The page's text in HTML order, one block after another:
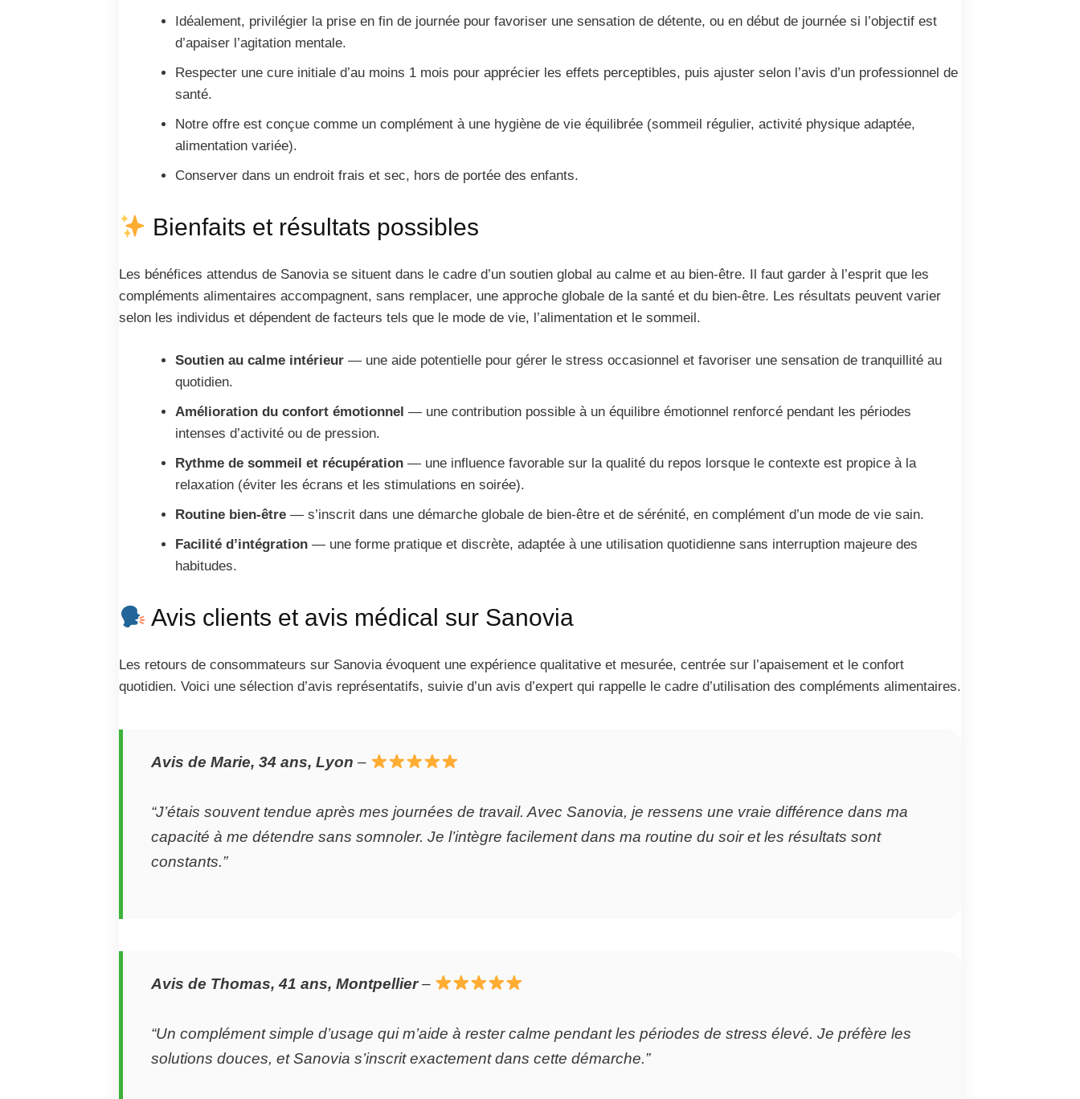
Idéalement, privilégier la prise en fin de journée pour favoriser une sensation de détente, ou en début de journée si l’objectif est
d’apaiser l’agitation mentale.
Respecter une cure initiale d’au moins 1 mois pour apprécier les effets perceptibles, puis ajuster selon l’avis d’un professionnel de
santé.
Notre offre est conçue comme un complément à une hygiène de vie équilibrée (sommeil régulier, activité physique adaptée,
alimentation variée).
Conserver dans un endroit frais et sec, hors de portée des enfants.
Bienfaits et résultats possibles
Les bénéfices attendus de Sanovia se situent dans le cadre d’un soutien global au calme et au bien-être. Il faut garder à l’esprit que les
compléments alimentaires accompagnent, sans remplacer, une approche globale de la santé et du bien-être. Les résultats peuvent varier
selon les individus et dépendent de facteurs tels que le mode de vie, l’alimentation et le sommeil.
Soutien au calme intérieur — une aide potentielle pour gérer le stress occasionnel et favoriser une sensation de tranquillité au
quotidien.
Amélioration du confort émotionnel — une contribution possible à un équilibre émotionnel renforcé pendant les périodes
intenses d’activité ou de pression.
Rythme de sommeil et récupération — une influence favorable sur la qualité du repos lorsque le contexte est propice à la
relaxation (éviter les écrans et les stimulations en soirée).
Routine bien-être — s’inscrit dans une démarche globale de bien-être et de sérénité, en complément d’un mode de vie sain.
Facilité d’intégration — une forme pratique et discrète, adaptée à une utilisation quotidienne sans interruption majeure des
habitudes.
Avis clients et avis médical sur Sanovia
Les retours de consommateurs sur Sanovia évoquent une expérience qualitative et mesurée, centrée sur l’apaisement et le confort
quotidien. Voici une sélection d’avis représentatifs, suivie d’un avis d’expert qui rappelle le cadre d’utilisation des compléments alimentaires.
Avis de Marie, 34 ans, Lyon –
“J’étais souvent tendue après mes journées de travail. Avec Sanovia, je ressens une vraie différence dans ma
capacité à me détendre sans somnoler. Je l’intègre facilement dans ma routine du soir et les résultats sont
constants.”
Avis de Thomas, 41 ans, Montpellier–
“Un complément simple d’usage qui m’aide à rester calme pendant les périodes de stress élevé. Je préfère les
solutions douces, et Sanovia s’inscrit exactement dans cette démarche.”